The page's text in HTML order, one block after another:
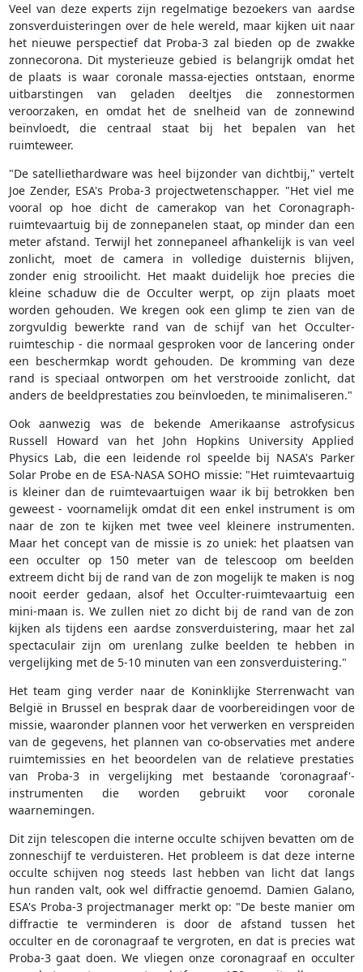
Veel van deze experts zijn regelmatige bezoekers van aardse
zonsverduisteringen over de hele wereld, maar kijken uit naar
het nieuwe perspectief dat Proba-3 zal bieden op de zwakke
zonnecorona. Dit mysterieuze gebied is belangrijk omdat het
de plaats is waar coronale massa-ejecties ontstaan, enorme
uitbarstingen van geladen deeltjes die zonnestormen
veroorzaken, en omdat het de snelheid van de zonnewind
beïnvloedt, die centraal staat bij het bepalen van het
ruimteweer.
"De satelliethardware was heel bijzonder van dichtbij," vertelt
Joe Zender, ESA's Proba-3 projectwetenschapper. "Het viel me
vooral op hoe dicht de camerakop van het Coronagraph-
ruimtevaartuig bij de zonnepanelen staat, op minder dan een
meter afstand. Terwijl het zonnepaneel afhankelijk is van veel
zonlicht, moet de camera in volledige duisternis blijven,
zonder enig strooilicht. Het maakt duidelijk hoe precies die
kleine schaduw die de Occulter werpt, op zijn plaats moet
worden gehouden. We kregen ook een glimp te zien van de
zorgvuldig bewerkte rand van de schijf van het Occulter-
ruimteschip - die normaal gesproken voor de lancering onder
een beschermkap wordt gehouden. De kromming van deze
rand is speciaal ontworpen om het verstrooide zonlicht, dat
anders de beeldprestaties zou beïnvloeden, te minimaliseren."
Ook aanwezig was de bekende Amerikaanse astrofysicus
Russell Howard van het John Hopkins University Applied
Physics Lab, die een leidende rol speelde bij NASA's Parker
Solar Probe en de ESA-NASA SOHO missie: "Het ruimtevaartuig
is kleiner dan de ruimtevaartuigen waar ik bij betrokken ben
geweest - voornamelijk omdat dit een enkel instrument is om
naar de zon te kijken met twee veel kleinere instrumenten.
Maar het concept van de missie is zo uniek: het plaatsen van
een occulter op 150 meter van de telescoop om beelden
extreem dicht bij de rand van de zon mogelijk te maken is nog
nooit eerder gedaan, alsof het Occulter-ruimtevaartuig een
mini-maan is. We zullen niet zo dicht bij de rand van de zon
kijken als tijdens een aardse zonsverduistering, maar het zal
spectaculair zijn om urenlang zulke beelden te hebben in
vergelijking met de 5-10 minuten van een zonsverduistering."
Het team ging verder naar de Koninklijke Sterrenwacht van
België in Brussel en besprak daar de voorbereidingen voor de
missie, waaronder plannen voor het verwerken en verspreiden
van de gegevens, het plannen van co-observaties met andere
ruimtemissies en het beoordelen van de relatieve prestaties
van Proba-3 in vergelijking met bestaande 'coronagraaf'-
instrumenten die worden gebruikt voor coronale
waarnemingen.
Dit zijn telescopen die interne occulte schijven bevatten om de
zonneschijf te verduisteren. Het probleem is dat deze interne
occulte schijven nog steeds last hebben van licht dat langs
hun randen valt, ook wel diffractie genoemd. Damien Galano,
ESA's Proba-3 projectmanager merkt op: "De beste manier om
diffractie te verminderen is door de afstand tussen het
occulter en de coronagraaf te vergroten, en dat is precies wat
Proba-3 gaat doen. We vliegen onze coronagraaf en occulter